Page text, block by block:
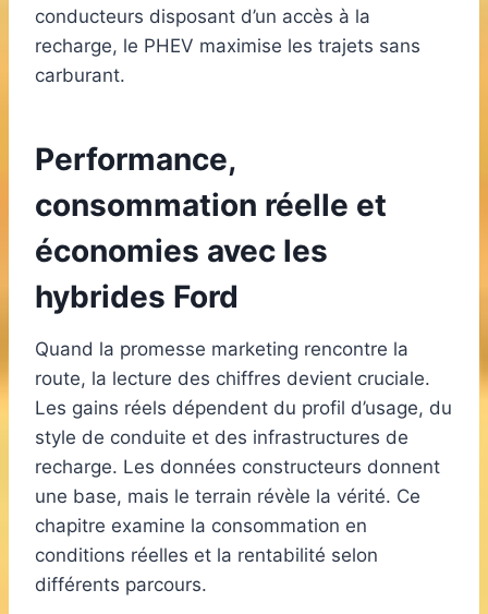
conducteurs disposant d’un accès à la
recharge, le PHEV maximise les trajets sans
carburant.
Performance,
consommation réelle et
économies avec les
hybrides Ford
Quand la promesse marketing rencontre la
route, la lecture des chiffres devient cruciale.
Les gains réels dépendent du profil d’usage, du
style de conduite et des infrastructures de
recharge. Les données constructeurs donnent
une base, mais le terrain révèle la vérité. Ce
chapitre examine la consommation en
conditions réelles et la rentabilité selon
différents parcours.